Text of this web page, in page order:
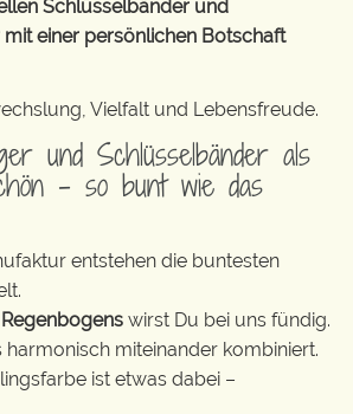
Schlüsselbänder und
einer persönlichen Botschaft
Vielfalt und Lebensfreude.
und Schlüsselbänder als
– so bunt wie das
entstehen die buntesten
wirst Du bei uns fündig.
harmonisch miteinander kombiniert.
ist etwas dabei –